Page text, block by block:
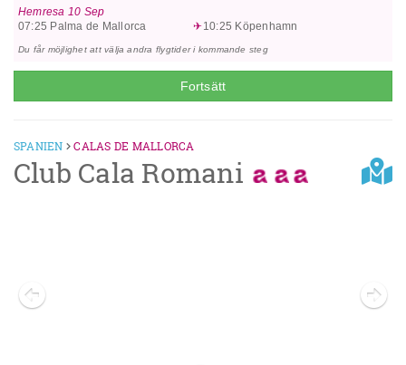
Hemresa 10 Sep
07:25 Palma de Mallorca 10:25 Köpenhamn
Du får möjlighet att välja andra flygtider i kommande steg
Fortsätt
SPANIEN CALAS DE MALLORCA
Club Cala Romani